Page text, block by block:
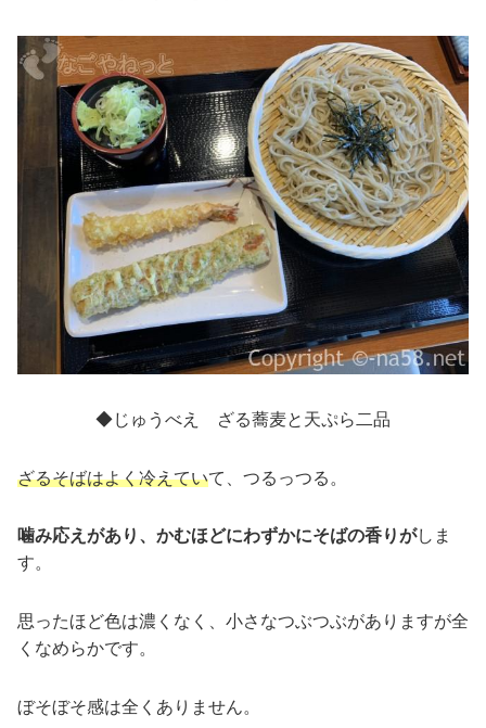
◆じゅうべえ ざる蕎麦と天ぷら二品
ざるそばはよく冷えていて、つるっつる。
噛み応えがあり、かむほどにわずかにそばの香りがしま
す。
思ったほど色は濃くなく、小さなつぶつぶがありますが全
くなめらかです。
ぼそぼそ感は全くありません。